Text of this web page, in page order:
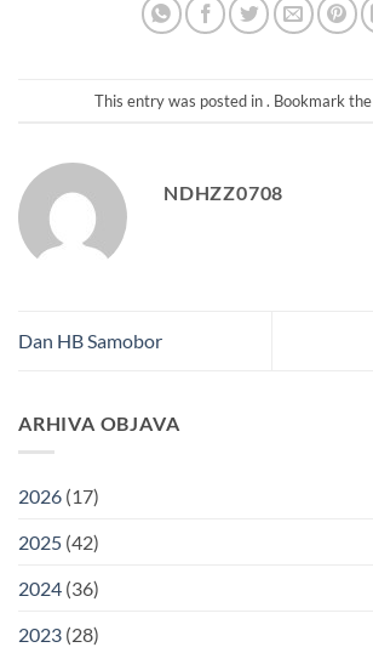
This entry was posted in . Bookmark the
NDHZZ0708
Dan HB Samobor
ARHIVA OBJAVA
2026 (17)
2025 (42)
2024 (36)
2023 (28)